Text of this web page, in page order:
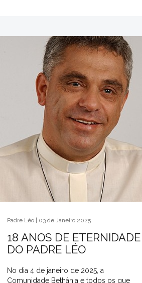
Padre Léo | 03 de Janeiro 2025
18 ANOS DE ETERNIDADE
DO PADRE LÉO
No dia 4 de janeiro de 2025, a
Comunidade Bethânia e todos os que